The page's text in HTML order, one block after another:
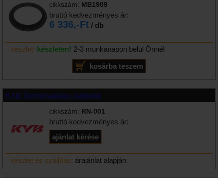
cikkszám: MB1909
bruttó kedvezményes ár:
6 336,-Ft / db
készlet: készleten! 2-3 munkanapon belül Önnél
KYB Tornycsapágy, bal/jobb
cikkszám: RN-001
bruttó kedvezményes ár:
készlet és szállítás: árajánlat alapján